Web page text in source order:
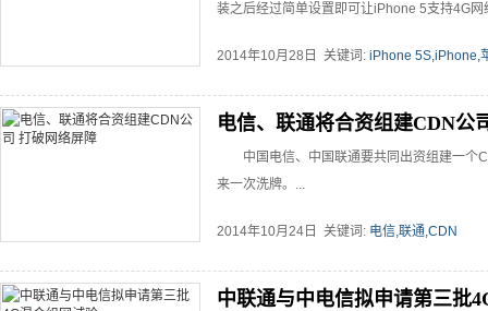
装之后经过简单设置即可让iPhone 5支持4G网
2014年10月28日 关键词: iPhone 5S,iPhone,
电信、联通将合资组建CDN公
中国电信、中国联通要共同出资组建一个
来一次洗牌。...
2014年10月24日 关键词: 电信,联通,CDN
中联通与中电信拟申请第三批